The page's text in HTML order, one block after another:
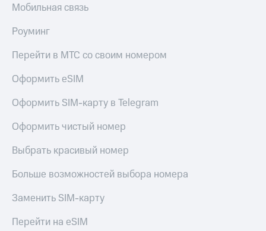
Мобильная связь
Роуминг
Перейти в МТС со своим номером
Оформить eSIM
Оформить SIM-карту в Telegram
Оформить чистый номер
Выбрать красивый номер
Больше возможностей выбора номера
Заменить SIM-карту
Перейти на eSIM